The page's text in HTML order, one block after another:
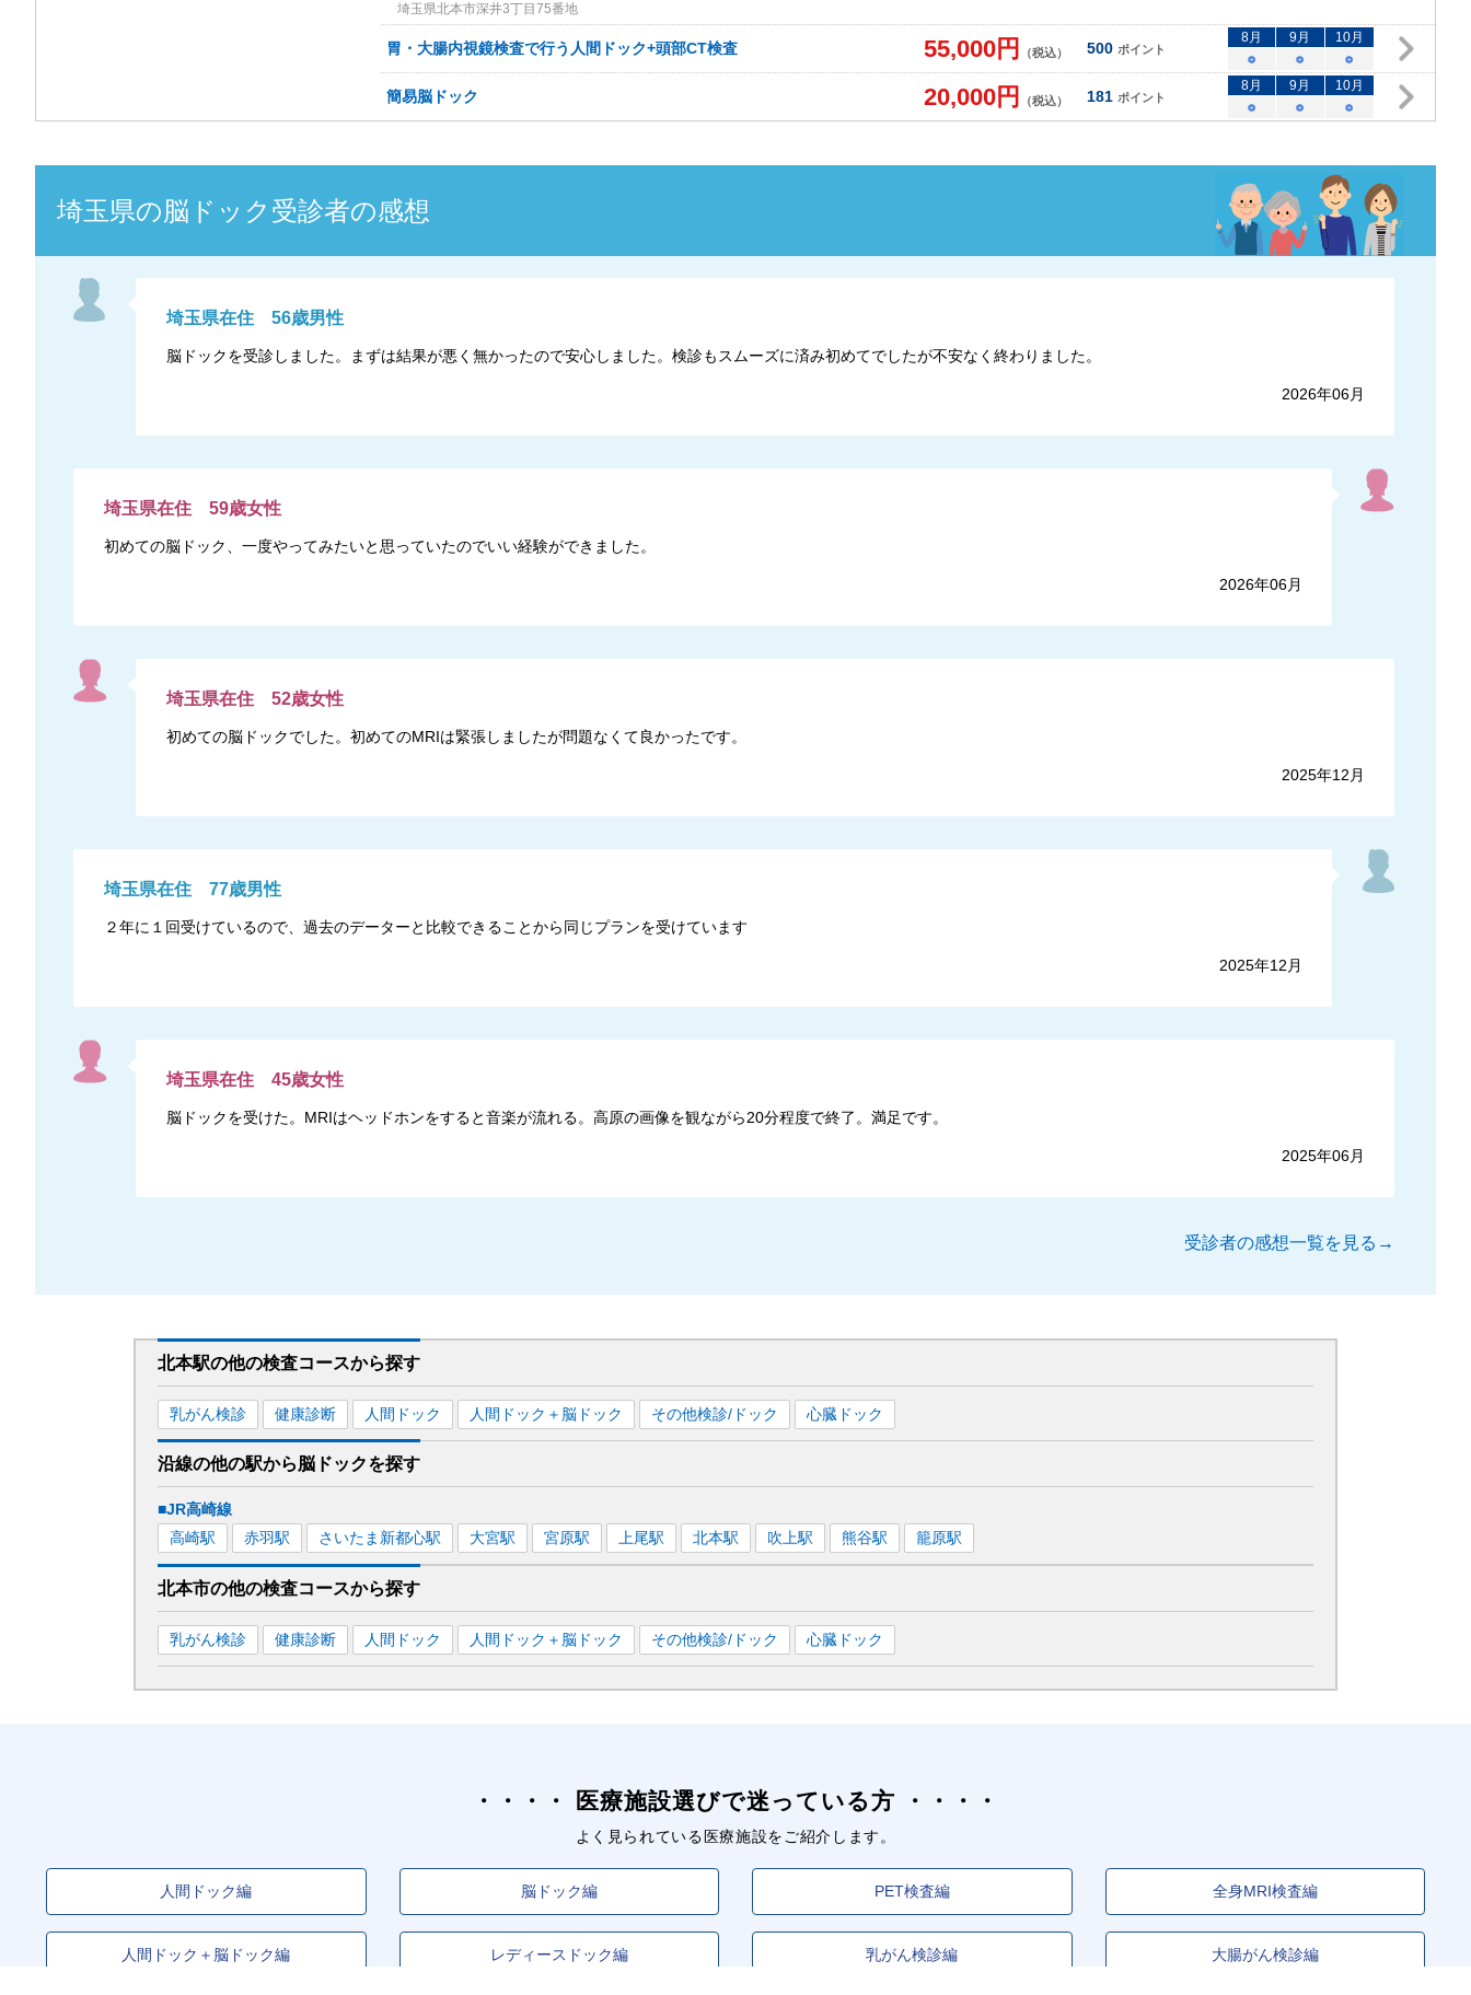
埼玉県北本市深井3丁目75番地
胃・大腸内視鏡検査で行う人間ドック+頭部CT検査 55,000円 （税込） 500 ポイント
8月 9月 10月
○
○ ○
簡易脳ドック 20,000円 （税込） 181 ポイント
8月 9月 10月
○
○ ○
埼玉県の脳ドック 受診者の感想
埼玉県在住 56歳男性
脳ドックを受診しました。まずは結果が悪く無かったので安心しました。検診もスムーズに済み初めてでしたが不安なく終わりました。
2026年06月
埼玉県在住 59歳女性
初めての脳ドック、一度やってみたいと思っていたのでいい経験ができました。
2026年06月
埼玉県在住 52歳女性
初めての脳ドックでした。初めてのMRIは緊張しましたが問題なくて良かったです。
2025年12月
埼玉県在住 77歳男性
２年に１回受けているので、過去のデーターと比較できることから同じプランを受けています
2025年12月
埼玉県在住 45歳女性
脳ドックを受けた。MRIはヘッドホンをすると音楽が流れる。高原の画像を観ながら20分程度で終了。満足です。
2025年06月
受診者の感想一覧を見る→
北本駅の他の検査コースから探す
乳がん検診 健康診断 人間ドック 人間ドック＋脳ドック その他検診/ドック 心臓ドック
沿線の他の駅から脳ドックを探す
■JR高崎線
高崎駅 赤羽駅 さいたま新都心駅 大宮駅 宮原駅 上尾駅 北本駅 吹上駅 熊谷駅 籠原駅
北本市の他の検査コースから探す
乳がん検診 健康診断 人間ドック 人間ドック＋脳ドック その他検診/ドック 心臓ドック
医療施設選びで迷っている方
よく見られている医療施設をご紹介します。
人間ドック編 脳ドック編 PET検査編 全身MRI検査編
人間ドック＋脳ドック編 レディースドック編 乳がん検診編 大腸がん検診編